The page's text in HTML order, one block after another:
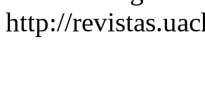
http://